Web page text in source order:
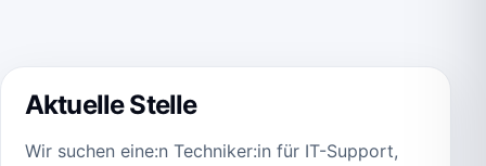
Aktuelle Stelle
Wir suchen eine:n Techniker:in für IT-Support,